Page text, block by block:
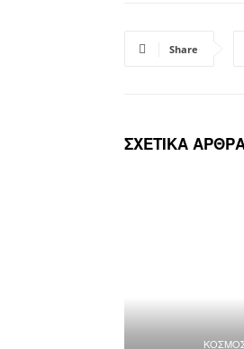
Share
ΣΧΕΤΙΚΑ